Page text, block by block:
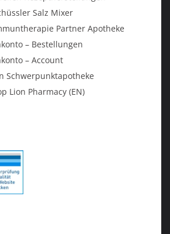
Salz Mixer
Partner Apotheke
– Bestellungen
– Account
Schwerpunktapotheke
Lion Pharmacy (EN)